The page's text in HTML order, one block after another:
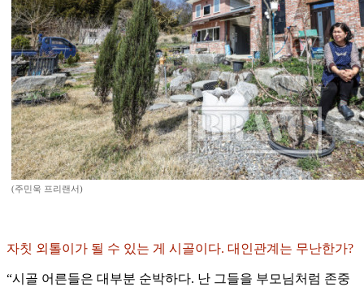
(주민욱 프리랜서)
자칫 외톨이가 될 수 있는 게 시골이다. 대인관계는 무난한가?
“시골 어른들은 대부분 순박하다. 난 그들을 부모님처럼 존중